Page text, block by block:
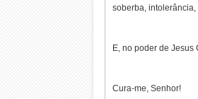
soberba,
E, no poder de Jesus
Cura-me, Senhor!